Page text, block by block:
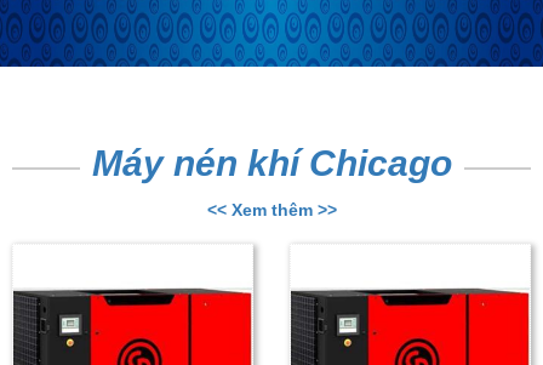
Máy nén khí Chicago
<< Xem thêm >>